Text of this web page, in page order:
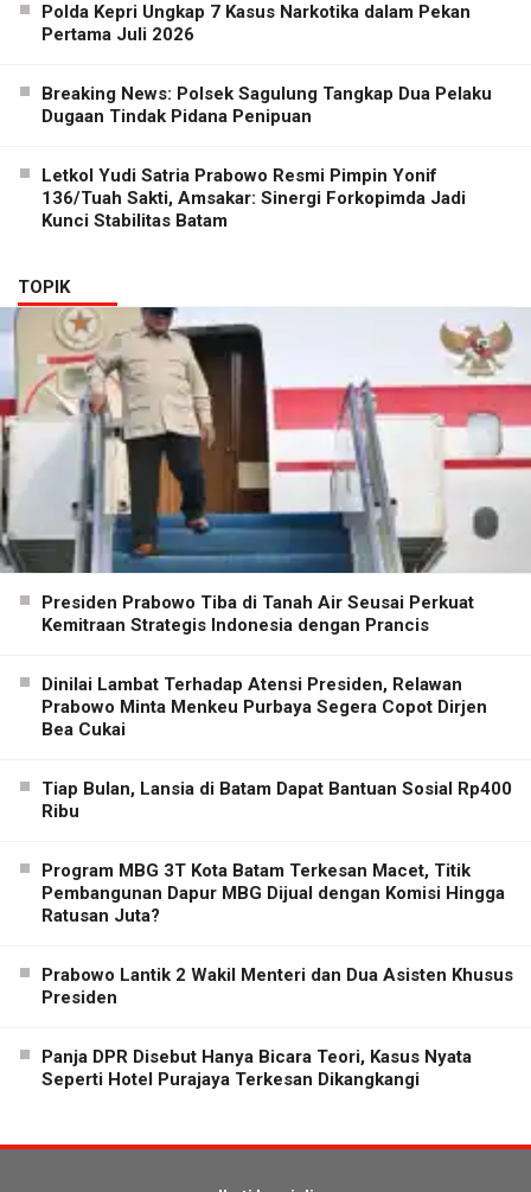
Polda Kepri Ungkap 7 Kasus Narkotika dalam Pekan
Pertama Juli 2026
Breaking News: Polsek Sagulung Tangkap Dua Pelaku
Dugaan Tindak Pidana Penipuan
Letkol Yudi Satria Prabowo Resmi Pimpin Yonif
136/Tuah Sakti, Amsakar: Sinergi Forkopimda Jadi
Kunci Stabilitas Batam
TOPIK
Presiden Prabowo Tiba di Tanah Air Seusai Perkuat
Kemitraan Strategis Indonesia dengan Prancis
Dinilai Lambat Terhadap Atensi Presiden, Relawan
Prabowo Minta Menkeu Purbaya Segera Copot Dirjen
Bea Cukai
Tiap Bulan, Lansia di Batam Dapat Bantuan Sosial Rp400
Ribu
Program MBG 3T Kota Batam Terkesan Macet, Titik
Pembangunan Dapur MBG Dijual dengan Komisi Hingga
Ratusan Juta?
Prabowo Lantik 2 Wakil Menteri dan Dua Asisten Khusus
Presiden
Panja DPR Disebut Hanya Bicara Teori, Kasus Nyata
Seperti Hotel Purajaya Terkesan Dikangkangi